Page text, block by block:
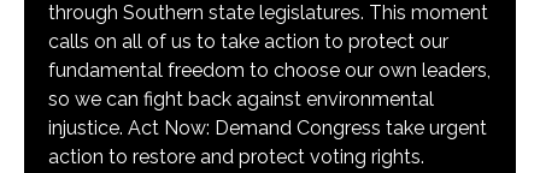
through Southern state legislatures. This moment
calls on all of us to take action to protect our
fundamental freedom to choose our own leaders,
so we can fight back against environmental
injustice. Act Now: Demand Congress take urgent
action to restore and protect voting rights.